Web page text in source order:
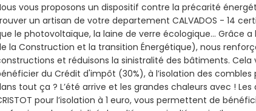
vous proposons un dispositif contre la précarité
un artisan de votre departement CALVADOS - 14
le photovoltaïque, la laine de verre écologique... Grâce a
la Construction et la transition Énergétique), nous
et réduisons la sinistralité des bâtiments. Cela
du Crédit d'impôt (30%), à l’isolation des combles
tout ça ? L’été arrive et les grandes chaleurs avec ! Les
pour l’isolation à 1 euro, vous permettent de